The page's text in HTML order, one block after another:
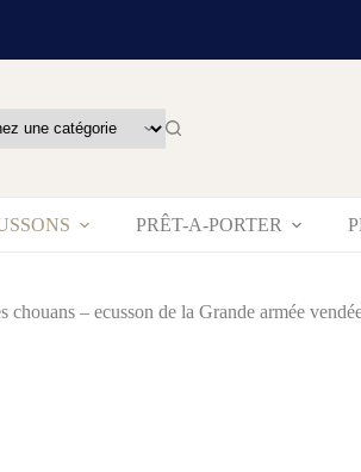
PRÊT-A-PORTER
chouans – ecusson de la Grande armée